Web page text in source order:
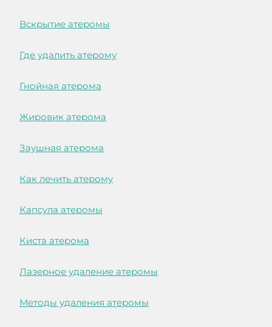
Вскрытие атеромы
Где удалить атерому
Гнойная атерома
Жировик атерома
Заушная атерома
Как лечить атерому
Капсула атеромы
Киста атерома
Лазерное удаление атеромы
Методы удаления атеромы